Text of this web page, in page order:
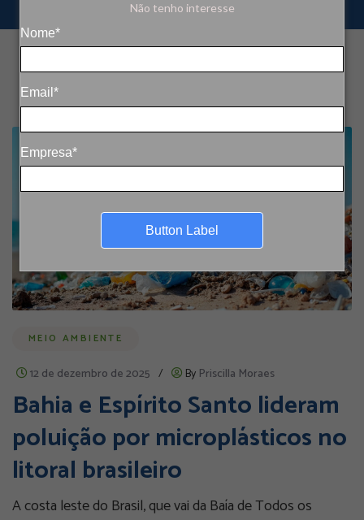
Não tenho interesse
Nome*
Email*
Empresa*
Button Label
MEIO AMBIENTE
12 de dezembro de 2025 / By Priscilla Moraes
Bahia e Espírito Santo lideram
poluição por microplásticos no
litoral brasileiro
A costa leste do Brasil, que vai da Baía de Todos os